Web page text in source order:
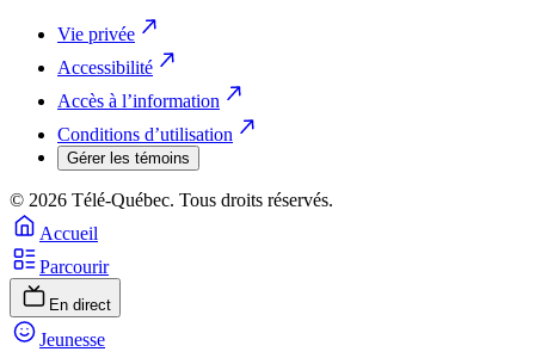
Vie privée
Accessibilité
Accès à l’information
Conditions d’utilisation
Gérer les témoins
© 2026 Télé-Québec. Tous droits réservés.
Accueil
Parcourir
En direct
Jeunesse